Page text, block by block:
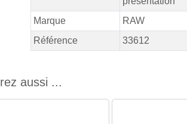
Marque
RAW
Référence
33612
aussi ...